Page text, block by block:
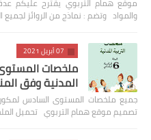
موقع همام التربوي يقترح عليكم
والمواد وتضم : نماذج من الروائز لجميع
07 أبريل 2021
ملخصات
المدنية وفق
جميع ملخصات المستوى السادس لمكون
تصميم موقع همام التربوي تحميل